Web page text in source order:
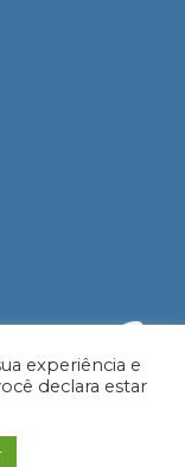
por:
experiência e
declara estar